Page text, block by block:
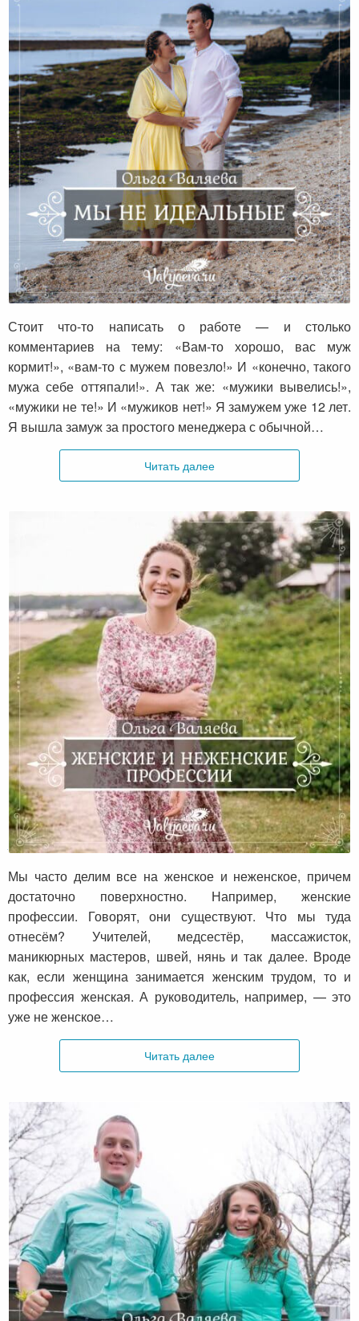
Мы не идеальные
Стоит что-то написать о работе — и столько
комментариев на тему: «Вам-то хорошо, вас муж
кормит!», «вам-то с мужем повезло!» И «конечно, такого
мужа себе оттяпали!». А так же: «мужики вывелись!»,
«мужики не те!» И «мужиков нет!» Я замужем уже 12 лет.
Я вышла замуж за простого менеджера с обычной…
Читать далее
Женские и неженские профессии
Мы часто делим все на женское и неженское, причем
достаточно поверхностно. Например, женские
профессии. Говорят, они существуют. Что мы туда
отнесём? Учителей, медсестёр, массажисток,
маникюрных мастеров, швей, нянь и так далее. Вроде
как, если женщина занимается женским трудом, то и
профессия женская. А руководитель, например, — это
уже не женское…
Читать далее